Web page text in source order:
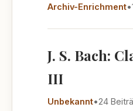
Archiv-Enrichment•
J. S. Bach:
III
Unbekannt•24